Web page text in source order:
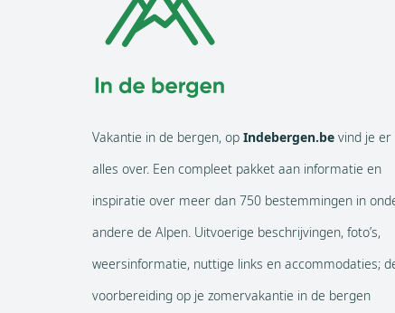
Vakantie in de bergen, op Indebergen.be vind je er
alles over. Een compleet pakket aan informatie en
inspiratie over meer dan 750 bestemmingen in
andere de Alpen. Uitvoerige beschrijvingen, foto’s,
weersinformatie, nuttige links en accommodaties;
voorbereiding op je zomervakantie in de bergen